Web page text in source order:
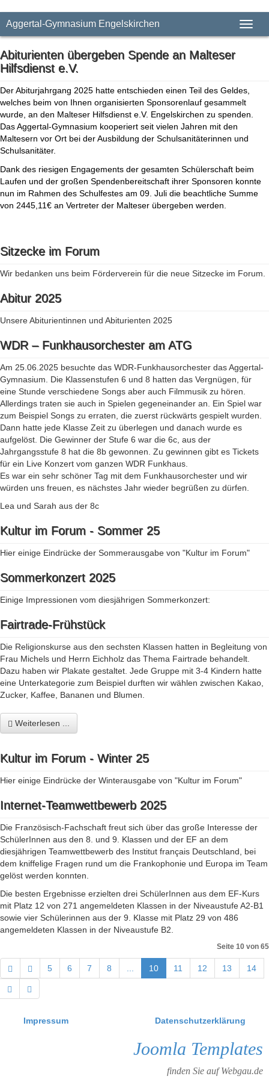
Aggertal-Gymnasium Engelskirchen
Abiturienten übergeben Spende an Malteser
Hilfsdienst e.V.
Der Abiturjahrgang 2025 hatte entschieden einen Teil des Geldes,
welches beim von Ihnen organisierten Sponsorenlauf gesammelt
wurde, an den Malteser Hilfsdienst e.V. Engelskirchen zu spenden.
Das Aggertal-Gymnasium kooperiert seit vielen Jahren mit den
Maltesern vor Ort bei der Ausbildung der Schulsanitäterinnen und
Schulsanitäter.
Dank des riesigen Engagements der gesamten Schülerschaft beim
Laufen und der großen Spendenbereitschaft ihrer Sponsoren konnte
nun im Rahmen des Schulfestes am 09. Juli die beachtliche Summe
von 2445,11€ an Vertreter der Malteser übergeben werden.
Sitzecke im Forum
Wir bedanken uns beim Förderverein für die neue Sitzecke im Forum.
Abitur 2025
Unsere Abiturientinnen und Abiturienten 2025
WDR – Funkhausorchester am ATG
Am 25.06.2025 besuchte das WDR-Funkhausorchester das Aggertal-
Gymnasium. Die Klassenstufen 6 und 8 hatten das Vergnügen, für
eine Stunde verschiedene Songs aber auch Filmmusik zu hören.
Allerdings traten sie auch in Spielen gegeneinander an. Ein Spiel war
zum Beispiel Songs zu erraten, die zuerst rückwärts gespielt wurden.
Dann hatte jede Klasse Zeit zu überlegen und danach wurde es
aufgelöst. Die Gewinner der Stufe 6 war die 6c, aus der
Jahrgangsstufe 8 hat die 8b gewonnen. Zu gewinnen gibt es Tickets
für ein Live Konzert vom ganzen WDR Funkhaus.
Es war ein sehr schöner Tag mit dem Funkhausorchester und wir
würden uns freuen, es nächstes Jahr wieder begrüßen zu dürfen.
Lea und Sarah aus der 8c
Kultur im Forum - Sommer 25
Hier einige Eindrücke der Sommerausgabe von "Kultur im Forum"
Sommerkonzert 2025
Einige Impressionen vom diesjährigen Sommerkonzert:
Fairtrade-Frühstück
Die Religionskurse aus den sechsten Klassen hatten in Begleitung von
Frau Michels und Herrn Eichholz das Thema Fairtrade behandelt.
Dazu haben wir Plakate gestaltet. Jede Gruppe mit 3-4 Kindern hatte
eine Unterkategorie zum Beispiel durften wir wählen zwischen Kakao,
Zucker, Kaffee, Bananen und Blumen.
Weiterlesen ...
Kultur im Forum - Winter 25
Hier einige Eindrücke der Winterausgabe von "Kultur im Forum"
Internet-Teamwettbewerb 2025
Die Französisch-Fachschaft freut sich über das große Interesse der
SchülerInnen aus den 8. und 9. Klassen und der EF an dem
diesjährigen Teamwettbewerb des Institut français Deutschland, bei
dem kniffelige Fragen rund um die Frankophonie und Europa im Team
gelöst werden konnten.
Die besten Ergebnisse erzielten drei SchülerInnen aus dem EF-Kurs
mit Platz 12 von 271 angemeldeten Klassen in der Niveaustufe A2-B1
sowie vier Schülerinnen aus der 9. Klasse mit Platz 29 von 486
angemeldeten Klassen in der Niveaustufe B2.
Seite 10 von 65
5 6 7 8 ... 10 11 12 13 14
Impressum Datenschutzerklärung
Joomla Templates
finden Sie auf Webgau.de